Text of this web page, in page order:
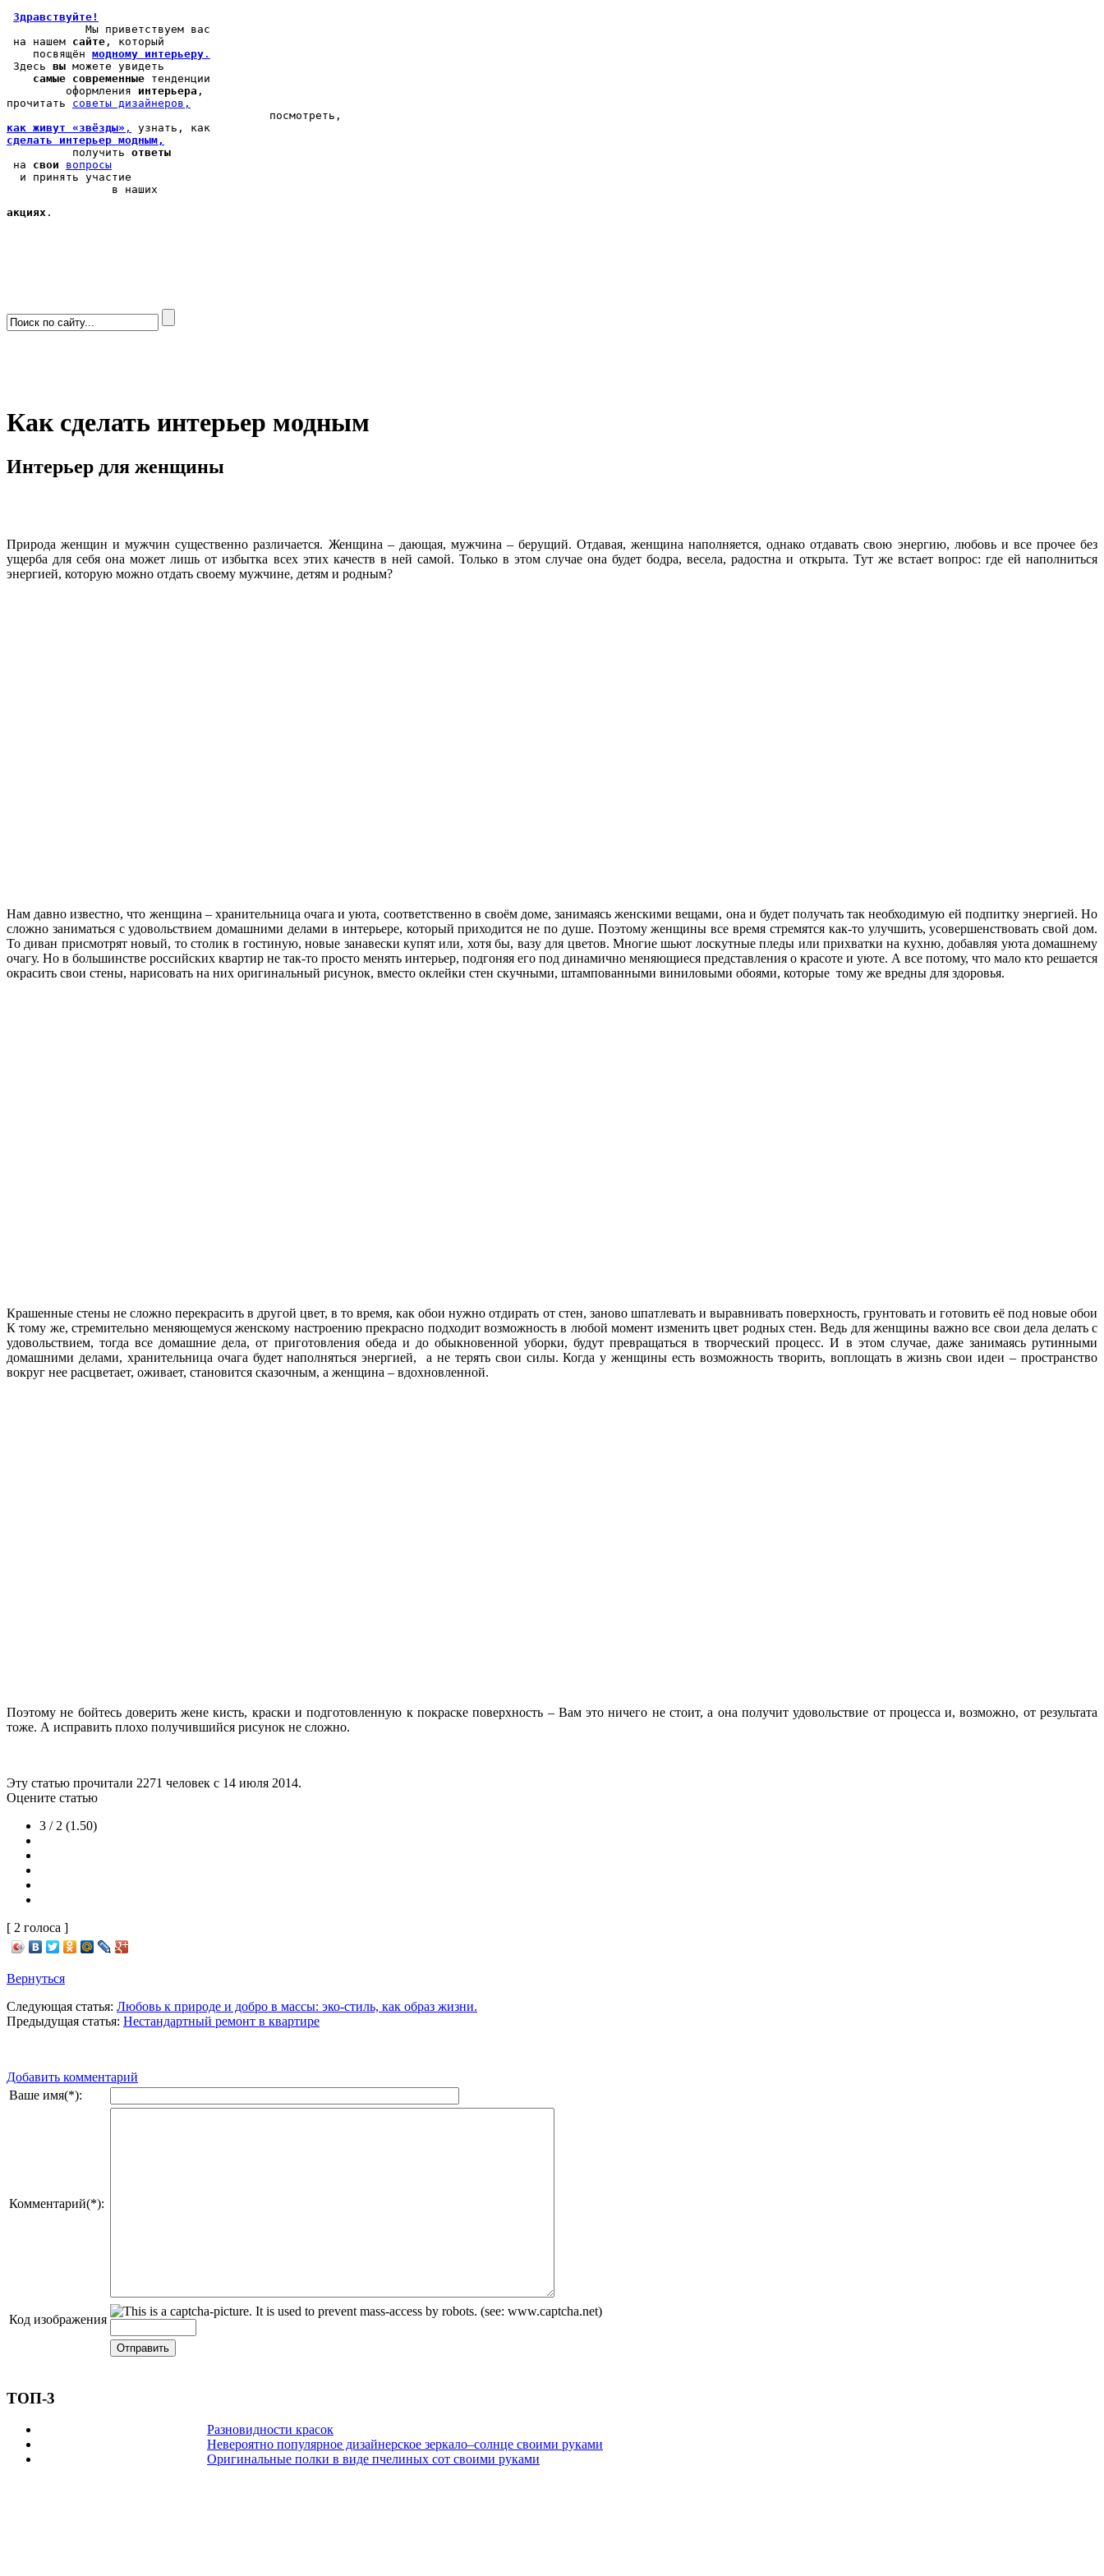
Здравствуйте!
            Мы
приветствуем вас
на нашем сайте , который
    посвящён
модному интерьеру .
Здесь вы можете увидеть
самые современные тенденции
         оформления
интерьера ,
прочитать cоветы дизайнеров,
как живут «звёзды» ,
сделать интерьер модным,
          получить
ответы
на свои
вопросы
  и принять участие
                в наших
акциях .
Как сделать интерьер модным
Интерьер для женщины
Природа женщин и мужчин существенно различается. Женщина – дающая, мужчина – берущий. Отдавая, женщина наполняется, однако отдавать свою энергию, любовь и все прочее без
ущерба для себя она может лишь от избытка всех этих качеств в ней самой. Только в этом случае она будет бодра, весела, радостна и открыта. Тут же встает вопрос: где ей наполниться
энергией, которую можно отдать своему мужчине, детям и родным?
Нам давно известно, что женщина – хранительница очага и уюта, соответственно в своём доме, занимаясь женскими вещами, она и будет получать так необходимую ей подпитку энергией. Но
сложно заниматься с удовольствием домашними делами в интерьере, который приходится не по душе. Поэтому женщины все время стремятся как-то улучшить, усовершенствовать свой дом.
То диван присмотрят новый, то столик в гостиную, новые занавески купят или, хотя бы, вазу для цветов. Многие шьют лоскутные пледы или прихватки на кухню, добавляя уюта домашнему
очагу. Но в большинстве российских квартир не так-то просто менять интерьер, подгоняя его под динамично меняющиеся представления о красоте и уюте. А все потому, что мало кто решается
окрасить свои стены, нарисовать на них оригинальный рисунок, вместо оклейки стен скучными, штампованными виниловыми обоями, которые тому же вредны для здоровья.
Крашенные стены не сложно перекрасить в другой цвет, в то время, как обои нужно отдирать от стен, заново шпатлевать и выравнивать поверхность, грунтовать и готовить её под новые обои
К тому же, стремительно меняющемуся женскому настроению прекрасно подходит возможность в любой момент изменить цвет родных стен. Ведь для женщины важно все свои дела делать с
удовольствием, тогда все домашние дела, от приготовления обеда и до обыкновенной уборки, будут превращаться в творческий процесс. И в этом случае, даже занимаясь рутинными
домашними делами, хранительница очага будет наполняться энергией, а не терять свои силы. Когда у женщины есть возможность творить, воплощать в жизнь свои идеи – пространство
вокруг нее расцветает, оживает, становится сказочным, а женщина – вдохновленной.
Поэтому не бойтесь доверить жене кисть, краски и подготовленную к покраске поверхность – Вам это ничего не стоит, а она получит удовольствие от процесса и, возможно, от результата
тоже. А исправить плохо получившийся рисунок не сложно.
Эту статью прочитали 2271 человек с 14 июля 2014.
Оцените статью
3 / 2 (1.50)
[ 2 голоса ]
Вернуться
Следующая статья: Любовь к природе и добро в массы: эко-стиль, как образ жизни.
Предыдущая статья: Нестандартный ремонт в квартире
Добавить комментарий
Ваше имя(*):
Комментарий(*):
Код изображения
ТОП-3
Разновидности красок
Невероятно популярное дизайнерское зеркало–солнце своими руками
Оригинальные полки в виде пчелиных сот своими руками